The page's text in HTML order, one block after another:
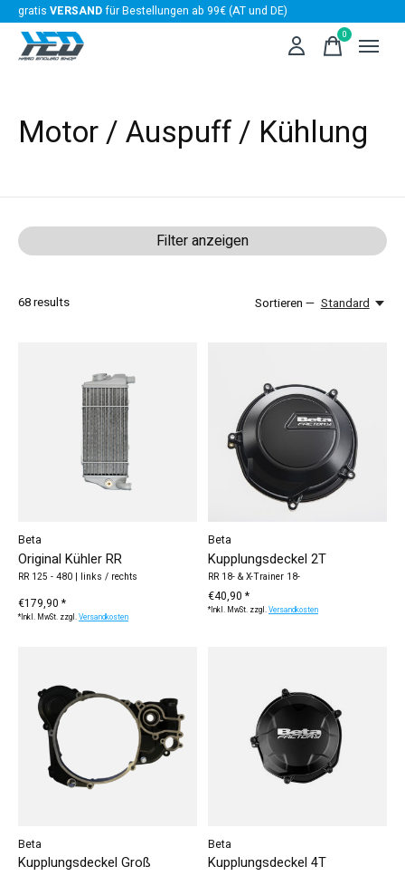
gratis VERSANDfür Bestellungen ab 99€ (AT und DE)
0items
Motor / Auspuff / Kühlung
Filter anzeigen
68results Sortieren — Standard
Beta
Original Kühler RR
RR 125 - 480 | links / rechts
€179,90 *
*Inkl. MwSt. zzgl.Versandkosten
Beta
Kupplungsdeckel 2T
RR 18- & X-Trainer 18-
€40,90 *
*Inkl. MwSt. zzgl.Versandkosten
Beta
Kupplungsdeckel Groß
Beta
Kupplungsdeckel 4T